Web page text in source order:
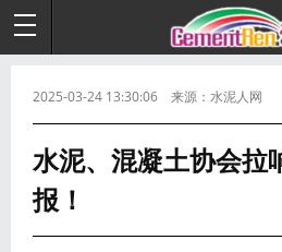
2025-03-24 13:30:06 来源：水泥人网
水泥、混凝土协会拉
报！